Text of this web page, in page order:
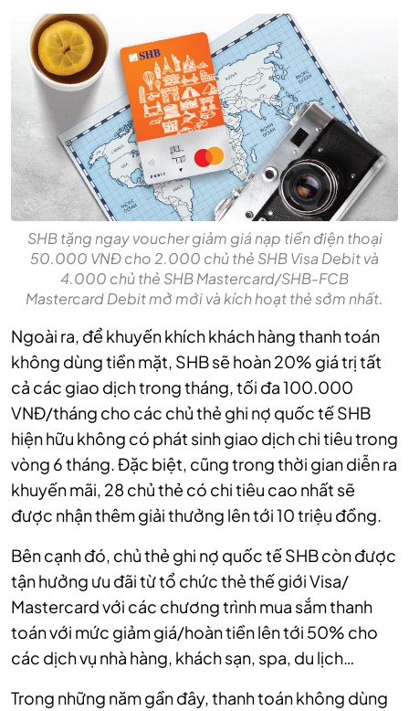
SHB tặng ngay voucher giảm giá nạp tiền điện thoại
50.000 VNĐ cho 2.000 chủ thẻ SHB Visa Debit và
4.000 chủ thẻ SHB Mastercard/SHB-FCB
Mastercard Debit mở mới và kích hoạt thẻ sớm nhất.
Ngoài ra, để khuyến khích khách hàng thanh toán
không dùng tiền mặt, SHB sẽ hoàn 20% giá trị tất
cả các giao dịch trong tháng, tối đa 100.000
VNĐ/tháng cho các chủ thẻ ghi nợ quốc tế SHB
hiện hữu không có phát sinh giao dịch chi tiêu trong
vòng 6 tháng. Đặc biệt, cũng trong thời gian diễn ra
khuyến mãi, 28 chủ thẻ có chi tiêu cao nhất sẽ
được nhận thêm giải thưởng lên tới 10 triệu đồng.
Bên cạnh đó, chủ thẻ ghi nợ quốc tế SHB còn được
tận hưởng ưu đãi từ tổ chức thẻ thế giới Visa/
Mastercard với các chương trình mua sắm thanh
toán với mức giảm giá/hoàn tiền lên tới 50% cho
các dịch vụ nhà hàng, khách sạn, spa, du lịch…
Trong những năm gần đây, thanh toán không dùng